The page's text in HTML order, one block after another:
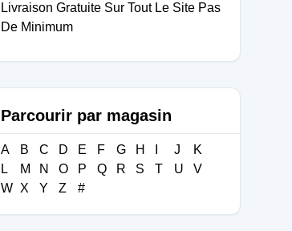
Livraison Gratuite Sur Tout Le Site Pas
De Minimum
Parcourir par magasin
A B C D E F G H J
K
L
M N O P Q R S T U
V
W X Y Z #